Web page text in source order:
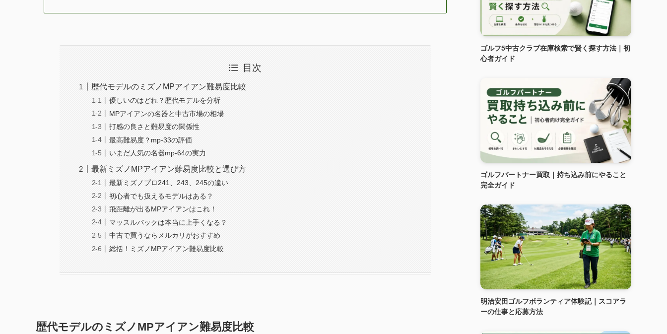
目次
歴代モデルのミズノMPアイアン難易度比較
優しいのはどれ？歴代モデルを分析
MPアイアンの名器と中古市場の相場
打感の良さと難易度の関係性
最高難易度？mp-33の評価
いまだ人気の名器mp-64の実力
最新ミズノMPアイアン難易度比較と選び方
最新ミズノプロ241、243、245の違い
初心者でも扱えるモデルはある？
飛距離が出るMPアイアンはこれ！
マッスルバックは本当に上手くなる？
中古で買うならメルカリがおすすめ
総括！ミズノMPアイアン難易度比較
歴代モデルのミズノMPアイアン難易度比較
ゴルフ5中古クラブ在庫検索で賢く探す方法｜初
心者ガイド
ゴルフパートナー買取｜持ち込み前にやること
完全ガイド
明治安田ゴルフボランティア体験記｜スコアラ
ーの仕事と応募方法